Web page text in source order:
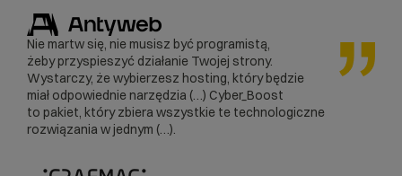
Nie martw się, nie musisz być programistą,
żeby przyspieszyć działanie Twojej strony.
Wystarczy, że wybierzesz hosting, który będzie
miał odpowiednie narzędzia (…) Cyber_Boost
to pakiet, który zbiera wszystkie te technologiczne
rozwiązania w jednym (…).